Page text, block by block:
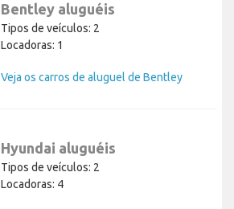
Bentley aluguéis
Tipos de veículos: 2
Locadoras: 1
Veja os carros de aluguel de Bentley
Hyundai aluguéis
Tipos de veículos: 2
Locadoras: 4